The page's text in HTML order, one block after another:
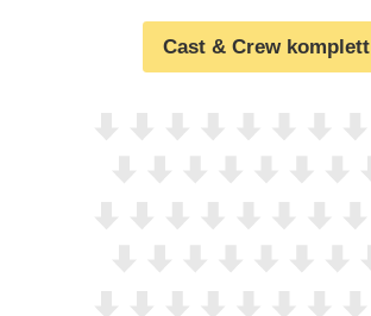
Cast & Crew komplett